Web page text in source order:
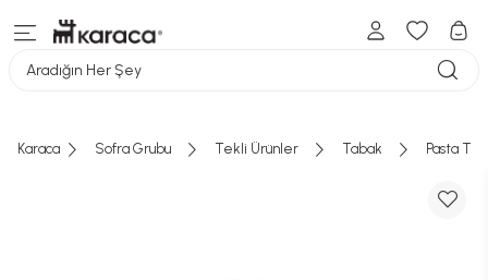
Aradığın Her Şey
Karaca Sofra Grubu Tekli Ürünler Tabak Pasta